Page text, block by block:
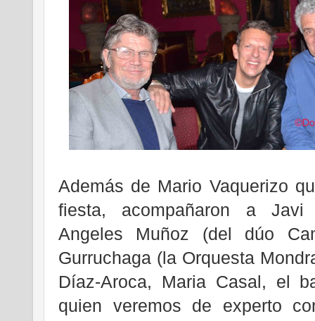
Además de Mario Vaquerizo
fiesta, acompañaron a Javi
Angeles Muñoz (del dúo
Gurruchaga (la Orquesta
Díaz-Aroca, Maria Casal, el
quien veremos de experto